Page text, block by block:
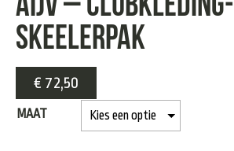
skeelerpak
€ 72,50
MAAT